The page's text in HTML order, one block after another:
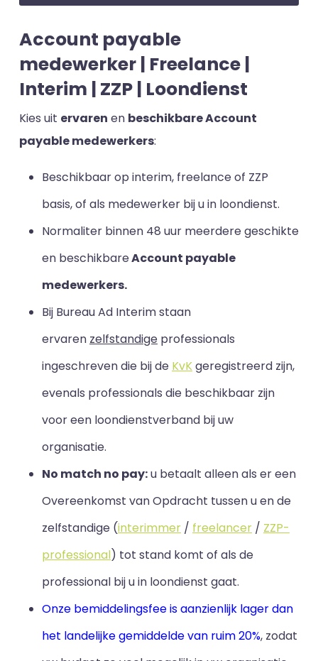
Account payable
medewerker | Freelance |
Interim | ZZP | Loondienst
Kies uit ervaren en beschikbare Account
payable medewerkers:
Beschikbaar op interim, freelance of ZZP
basis, of als medewerker bij u in loondienst.
Normaliter binnen 48 uur meerdere geschikte
en beschikbareAccount payable
medewerkers.
Bij Bureau Ad Interim staan
ervaren zelfstandige professionals
ingeschreven die bij de KvKgeregistreerd zijn,
evenals professionals die beschikbaar zijn
voor een loondienstverband bij uw
organisatie.
No match no pay:u betaalt alleen als er een
Overeenkomst van Opdracht tussen u en de
zelfstandige (interimmer / freelancer / ZZP-
professional) tot stand komt of als de
professional bij u in loondienst gaat.
Onze bemiddelingsfee is aanzienlijk lager dan
het landelijke gemiddelde van ruim 20%, zodat